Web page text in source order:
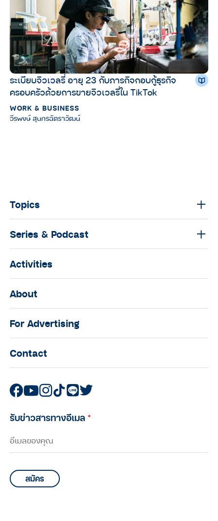
ระเบียบจิวเวลรี่ อายุ 23 กับภารกิจกอบกู้ธุรกิจ
ครอบครัวด้วยการขายจิวเวลรี่ใน TikTok
WORK & BUSINESS
วีรพงษ์ สุนทรฉัตราวัฒน์
Topics
Series & Podcast
Activities
About
For Advertising
Contact
รับข่าวสารทางอีเมล*